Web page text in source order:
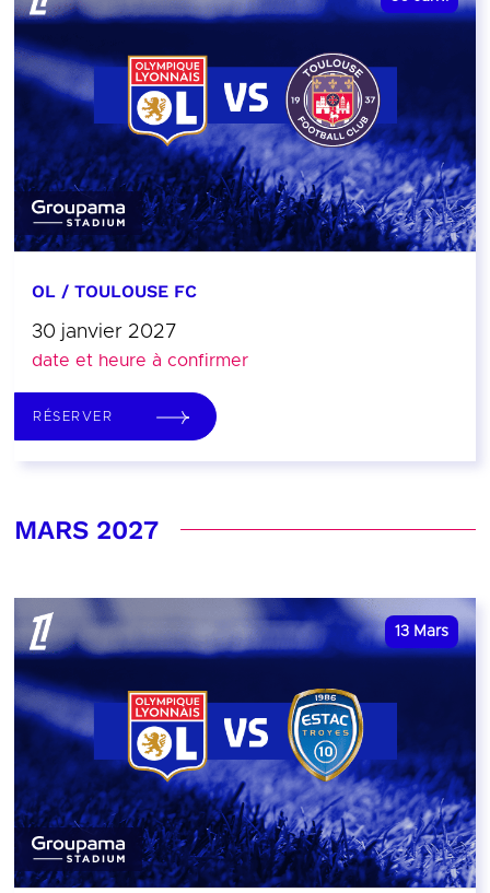
OL / TOULOUSE FC
30 janvier 2027
date et heure à confirmer
RÉSERVER
MARS 2027
13 Mars